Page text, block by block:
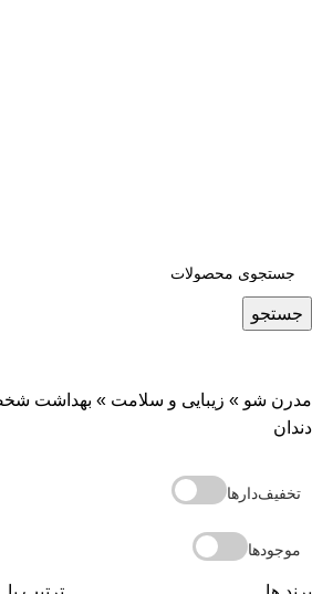
جستجو
مدرن شو » زیبایی و سلامت » بهداشت
دندان
تخفیف‌دارها
موجودها